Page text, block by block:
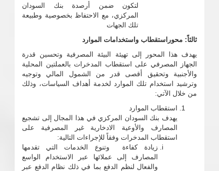
لتكون ضمن أرصدة بنك السودان
المركزي، مع الاحتفاظ بخصوصية وطبيعة
تلك الجهات
ثالثاً: محوراستقطاب واستخدامات الموارد
يهدف هذا المحور إلى تهيئة البيئة المصرفية وتحسين قدرة
الجهاز المصرفي على استقطاب المدخرات بالعملتين المحلية
والأجنبية وتحقيق أقصى قدر من الشمول المالي وتوجيه
وترشيد استخدام تلك الموارد لخدمة أهداف السياسات، وذلك
من خلال الآتي:
استقطاب الموارد
يهدف بنك السودان المركزي في هذا المجال إلى تشجيع
المصارف والأوعية الادخارية غير المصرفية على
استقطاب المدخرات وفقاً للإجراءات التالية:
زيادة كفاءة وتنوع الخدمات التي تقدمها
المصارف إلى عملائها عبر الاستخدام الواسع
والفعال لنظم الدفع بما في ذلك نظام الدفع عبر